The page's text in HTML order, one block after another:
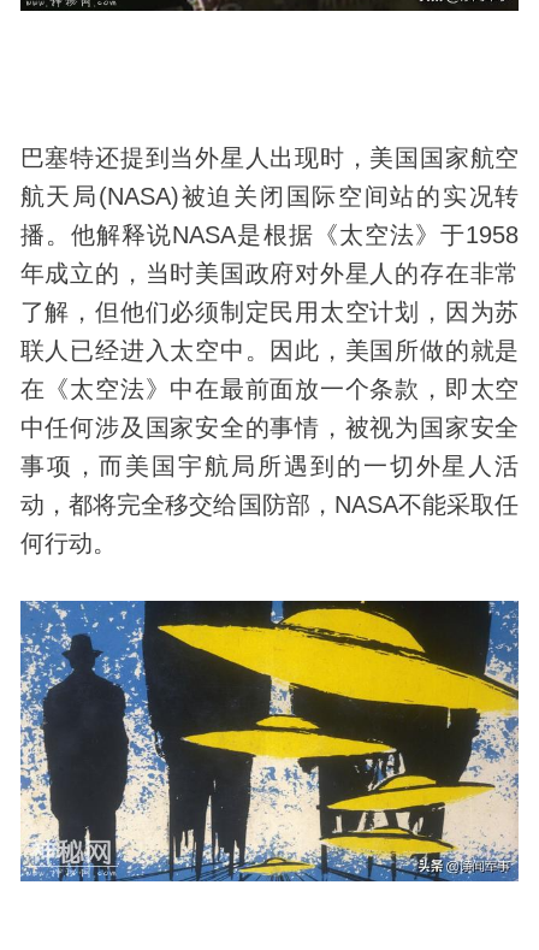
巴塞特还提到当外星人出现时，美国国家航空
航天局(NASA)被迫关闭国际空间站的实况转
播。他解释说NASA是根据《太空法》于1958
年成立的，当时美国政府对外星人的存在非常
了解，但他们必须制定民用太空计划，因为苏
联人已经进入太空中。因此，美国所做的就是
在《太空法》中在最前面放一个条款，即太空
中任何涉及国家安全的事情，被视为国家安全
事项，而美国宇航局所遇到的一切外星人活
动，都将完全移交给国防部，NASA不能采取任
何行动。